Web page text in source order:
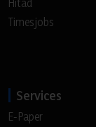
Timesjobs
Services
E-Paper